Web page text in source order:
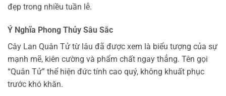
đẹp trong nhiều tuần lễ.
Ý Nghĩa Phong Thủy Sâu Sắc
Cây Lan Quân Tử từ lâu đã được xem là biểu tượng của sự
mạnh mẽ, kiên cường và phẩm chất ngay thẳng. Tên gọi
“Quân Tử” thể hiện đức tính cao quý, không khuất phục
trước khó khăn.